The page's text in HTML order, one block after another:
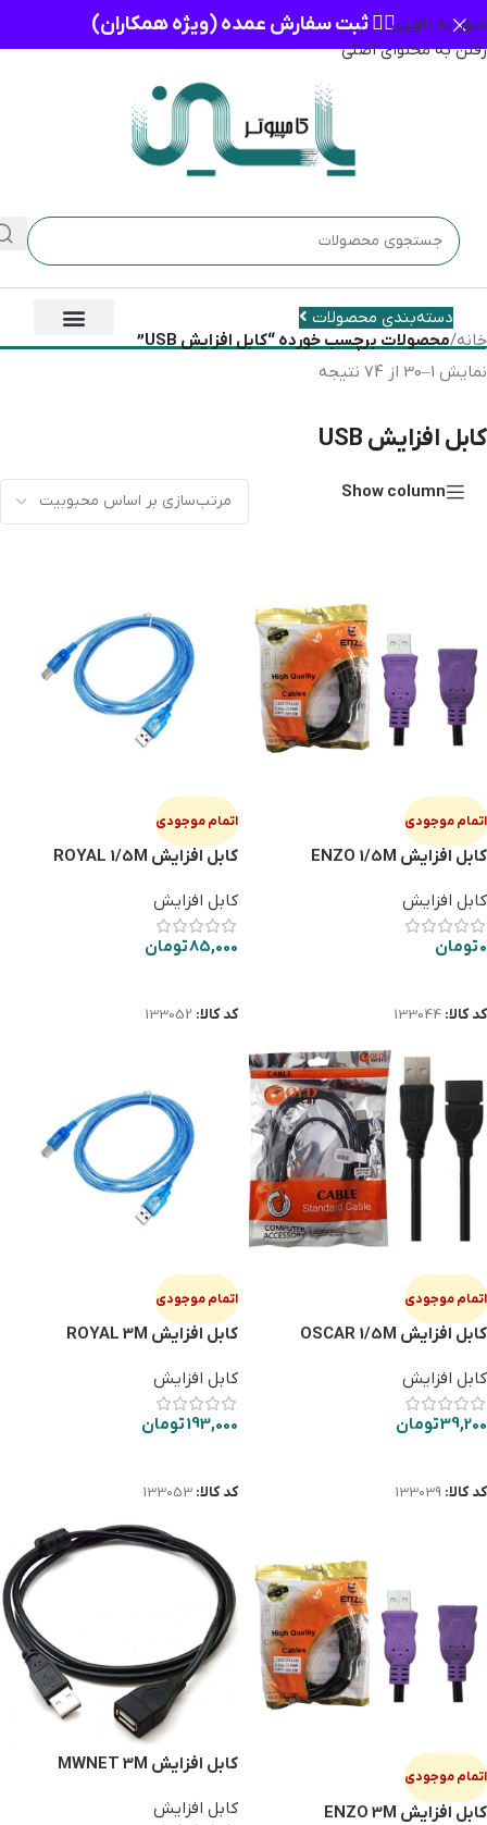
عبور به ناوبری
رفتن به محتوای اصلی
👈🏻 ثبت سفارش عمده (ویژه همکاران)
دسته‌بندی محصولات
خانه/محصولات برچسب خورده “کابل افزایش USB”
نمایش 1–30 از 74 نتیجه
کابل افزایش USB
Show column
اتمام موجودی
کابل افزایش ENZO 1/5M
کابل افزایش
0تومان
کد کالا: 133044
اتمام موجودی
کابل افزایش ROYAL 1/5M
کابل افزایش
85,000تومان
کد کالا: 133052
اتمام موجودی
کابل افزایش OSCAR 1/5M
کابل افزایش
39,200تومان
کد کالا: 133039
اتمام موجودی
کابل افزایش ROYAL 3M
کابل افزایش
193,000تومان
کد کالا: 133053
اتمام موجودی
کابل افزایش ENZO 3M
کابل افزایش MWNET 3M
کابل افزایش